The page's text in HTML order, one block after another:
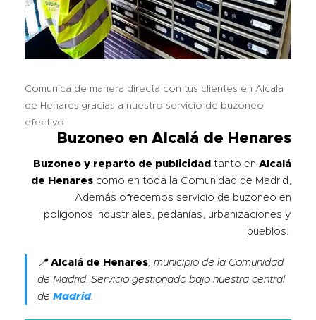
Comunica de manera directa con tus clientes en Alcalá
de Henares gracias a nuestro servicio de buzoneo
efectivo
Buzoneo en Alcalá de Henares
Buzoneo y reparto de publicidad tanto en Alcalá
de Henares como en toda la Comunidad de Madrid,
Además ofrecemos servicio de buzoneo en
polígonos industriales, pedanías, urbanizaciones y
pueblos.
📍 Alcalá de Henares, municipio de la Comunidad
de Madrid. Servicio gestionado bajo nuestra central
de Madrid.